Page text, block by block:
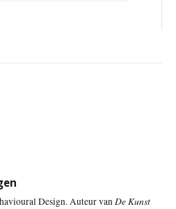
Design. Auteur vanDe Kunst